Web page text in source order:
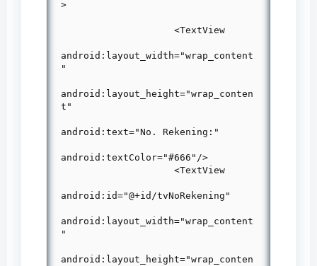
>
android:layout_width="wrap_content
"
android:layout_height="wrap_conten
t"
android:text="No. Rekening:"
android:textColor="#666"/>
android:id="@+id/tvNoRekening"
android:layout_width="wrap_content
"
android:layout_height="wrap_conten